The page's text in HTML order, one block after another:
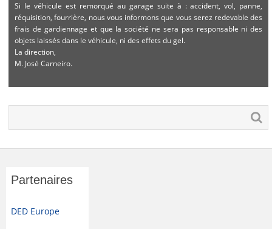
Si le véhicule est remorqué au garage suite à : accident, vol, panne,
réquisition, fourrière, nous vous informons que vous serez redevable des
frais de gardiennage et que la société ne sera pas responsable ni des
objets laissés dans le véhicule, ni des effets du gel.
La direction,
M. José Carneiro.
Partenaires
DED Europe